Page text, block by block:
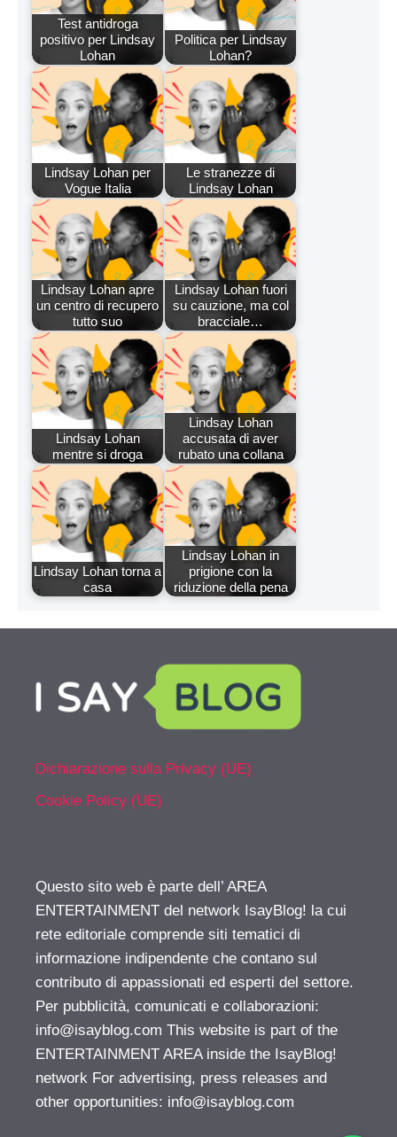
Test antidroga
positivo per Lindsay
Lohan
Politica per Lindsay
Lohan?
Lindsay Lohan per
Vogue Italia
Le stranezze di
Lindsay Lohan
Lindsay Lohan apre
un centro di recupero
tutto suo
Lindsay Lohan fuori
su cauzione, ma col
bracciale…
Lindsay Lohan
mentre si droga
Lindsay Lohan
accusata di aver
rubato una collana
Lindsay Lohan torna a
casa
Lindsay Lohan in
prigione con la
riduzione della pena
Dichiarazione sulla Privacy (UE)
Cookie Policy (UE)
Questo sito web è parte dell’ AREA
ENTERTAINMENT del network IsayBlog! la cui
rete editoriale comprende siti tematici di
informazione indipendente che contano sul
contributo di appassionati ed esperti del settore.
Per pubblicità, comunicati e collaborazioni:
info@isayblog.com This website is part of the
ENTERTAINMENT AREA inside the IsayBlog!
network For advertising, press releases and
other opportunities: info@isayblog.com